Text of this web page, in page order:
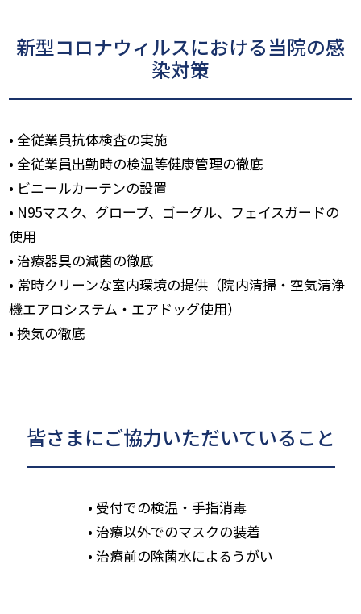
新型コロナウィルスにおける当院の感
染対策
• 全従業員抗体検査の実施
• 全従業員出勤時の検温等健康管理の徹底
• ビニールカーテンの設置
• N95マスク、グローブ、ゴーグル、フェイスガードの
使用
• 治療器具の減菌の徹底
• 常時クリーンな室内環境の提供（院内清掃・空気清浄
機エアロシステム・エアドッグ使用）
• 換気の徹底
皆さまにご協力いただいていること
• 受付での検温・手指消毒
• 治療以外でのマスクの装着
• 治療前の除菌水によるうがい